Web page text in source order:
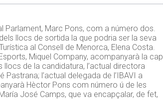
Parlament, Marc Pons, com a número dos.
llocs de sortida la que podria ser la seva
al Consell de Menorca, Elena Costa.
Miquel Company, acompanyarà la cap
de la candidatura, l’actual directora
l’actual delegada de l’IBAVI a
Hèctor Pons com número ú de les
José Camps, que va encapçalar, de fet,